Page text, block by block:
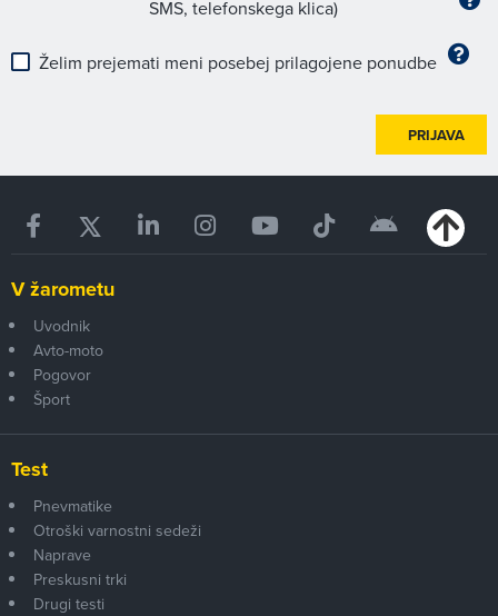
SMS, telefonskega klica)
Želim prejemati meni posebej prilagojene ponudbe
PRIJAVA
V žarometu
Uvodnik
Avto-moto
Pogovor
Šport
Test
Pnevmatike
Otroški varnostni sedeži
Naprave
Preskusni trki
Drugi testi